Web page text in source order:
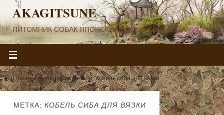
AKAGITSUNE
ПИТОМНИК СОБАК ЯПОНСКИХ ПОРОД СИБА И МАМИСИБА
Главная »Записи с меткой "кобель сиба для вязки"
МЕТКА: КОБЕЛЬ СИБА ДЛЯ ВЯЗКИ